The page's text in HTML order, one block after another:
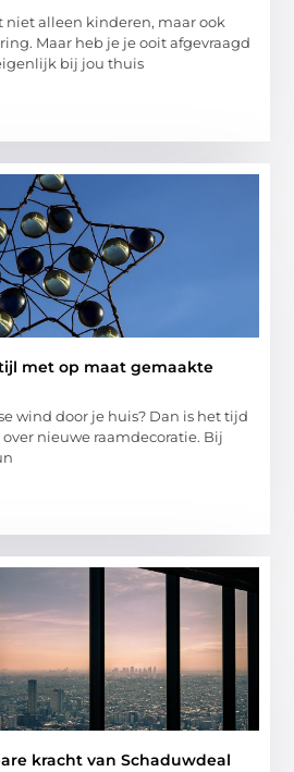
niet alleen kinderen, maar ook
Maar heb je je ooit afgevraagd
bij jou thuis
met op maat gemaakte
wind door je huis? Dan is het tijd
nieuwe raamdecoratie. Bij
kracht van Schaduwdeal